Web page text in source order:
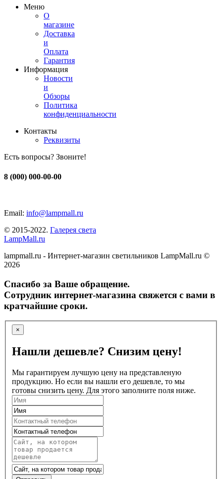
Меню
О
магазине
Доставка
и
Оплата
Гарантия
Информация
Новости
и
Обзоры
Политика
конфиденциальности
Контакты
Реквизиты
Есть вопросы? Звоните!
8 (000) 000-00-00
Email: info@lampmall.ru
© 2015-2022. Галерея света
LampMall.ru
lampmall.ru - Интернет-магазин светильников LampMall.ru ©
2026
Спасибо за Ваше обращение.
Сотрудник интернет-магазина свяжется с вами в
кратчайшие сроки.
×
Нашли дешевле? Снизим цену!
Мы гарантируем лучшую цену на представленую
продукцию. Но если вы нашли его дешевле, то мы
готовы снизить цену. Для этого заполните поля ниже.